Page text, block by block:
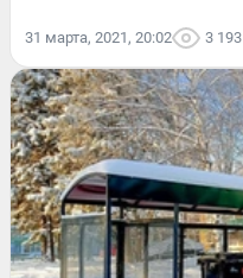
31 марта, 2021, 20:02 3 193